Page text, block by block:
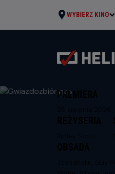
WYBIERZ KINO
PREMIERA